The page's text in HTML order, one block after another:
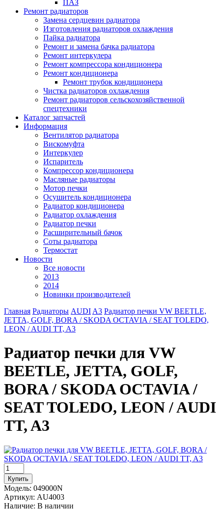
ПАЗ
Ремонт радиаторов
Замена сердцевин радиатора
Изготовления радиаторов охлаждения
Пайка радиатора
Ремонт и замена бачка радиатора
Ремонт интеркулера
Ремонт компрессора кондиционера
Ремонт кондиционера
Ремонт трубок кондиционера
Чистка радиаторов охлаждения
Ремонт радиаторов сельскохозяйственной
спецтехники
Каталог запчастей
Информация
Вентилятор радиатора
Вискомуфта
Интеркулер
Испаритель
Компрессор кондиционера
Масляные радиаторы
Мотор печки
Осушитель кондиционера
Радиатор кондиционера
Радиатор охлаждения
Радиатор печки
Расширительный бачок
Соты радиатора
Термостат
Новости
Все новости
2013
2014
Новинки производителей
Главная Радиаторы AUDI A3 Радиатор печки VW BEETLE,
JETTA, GOLF, BORA / SKODA OCTAVIA / SEAT TOLEDO,
LEON / AUDI TT, A3
Радиатор печки для VW
BEETLE, JETTA, GOLF,
BORA / SKODA OCTAVIA /
SEAT TOLEDO, LEON / AUDI
TT, A3
Модель: 049000N
Артикул: AU4003
Наличие: В наличии